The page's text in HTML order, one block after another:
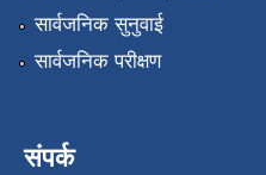
सार्वजनिक सुनुवाई
सार्वजनिक परीक्षण
संपर्क